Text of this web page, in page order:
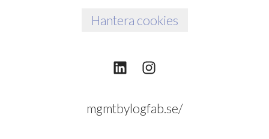
Hantera cookies
mgmtbylogfab.se/